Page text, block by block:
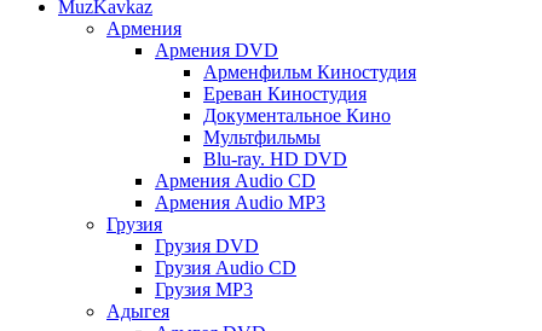
MuzKavkaz
Армения
Армения DVD
Арменфильм Киностудия
Ереван Киностудия
Документальное Кино
Мультфильмы
Blu-ray. HD DVD
Армения Audio CD
Армения Audio MP3
Грузия
Грузия DVD
Грузия Audio CD
Грузия MP3
Адыгея